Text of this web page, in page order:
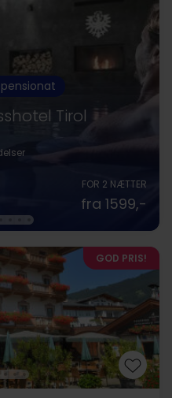
Tirol
FOR 2 NÆTTER
fra 1599,-
GOD PRIS!